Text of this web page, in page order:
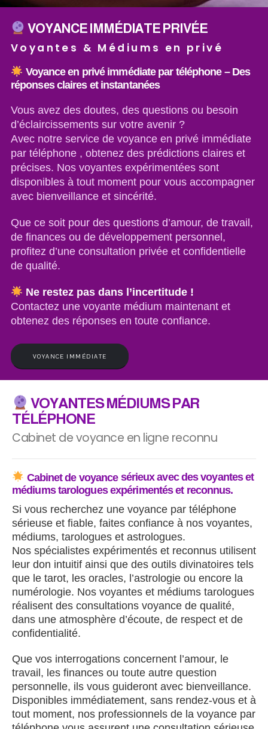
VOYANCE IMMÉDIATE PRIVÉE
Voyantes & Médiums en privé
Voyance en privé immédiate par téléphone – Des
réponses claires et instantanées
Vous avez des doutes, des questions ou besoin
d’éclaircissements sur votre avenir ?
Avec notre service de voyance en privé immédiate
par téléphone , obtenez des prédictions claires et
précises. Nos voyantes expérimentées sont
disponibles à tout moment pour vous accompagner
avec bienveillance et sincérité.
Que ce soit pour des questions d’amour, de travail,
de finances ou de développement personnel,
profitez d’une consultation privée et confidentielle
de qualité.
Ne restez pas dans l’incertitude !
Contactez une voyante médium maintenant et
obtenez des réponses en toute confiance.
VOYANCE IMMÉDIATE
VOYANTES MÉDIUMS PAR
TÉLÉPHONE
Cabinet de voyance en ligne reconnu
Cabinet de voyance sérieux avec des voyantes et
médiums tarologues expérimentés et reconnus.
Si vous recherchez une voyance par téléphone
sérieuse et fiable, faites confiance à nos voyantes,
médiums, tarologues et astrologues.
Nos spécialistes expérimentés et reconnus utilisent
leur don intuitif ainsi que des outils divinatoires tels
que le tarot, les oracles, l’astrologie ou encore la
numérologie. Nos voyantes et médiums tarologues
réalisent des consultations voyance de qualité,
dans une atmosphère d’écoute, de respect et de
confidentialité.
Que vos interrogations concernent l’amour, le
travail, les finances ou toute autre question
personnelle, ils vous guideront avec bienveillance.
Disponibles immédiatement, sans rendez-vous et à
tout moment, nos professionnels de la voyance par